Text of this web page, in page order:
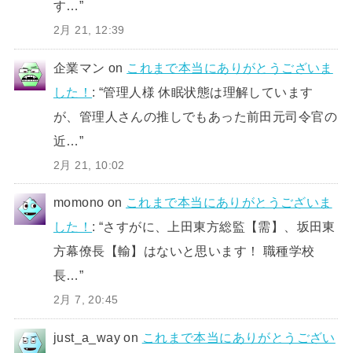
す…”
2月 21, 12:39
企業マン on これまで本当にありがとうございま
した！ : “管理人様 休眠状態は理解しています
が、管理人さんの推しでもあった前田元司令官の
近…”
2月 21, 10:02
momono on これまで本当にありがとうございま
した！ : “さすがに、上田東方総監【需】、坂田東
方幕僚長【輸】はないと思います！ 職種学校
長…”
2月 7, 20:45
just_a_way on これまで本当にありがとうござい